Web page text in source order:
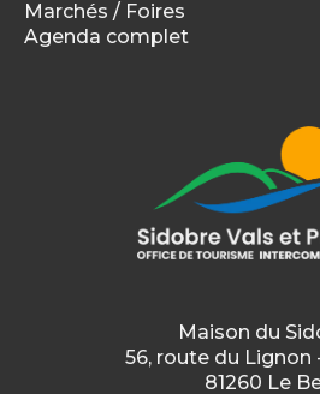
Marchés / Foires
Agenda complet
Maison du
56, route du Lignon
81260 Le